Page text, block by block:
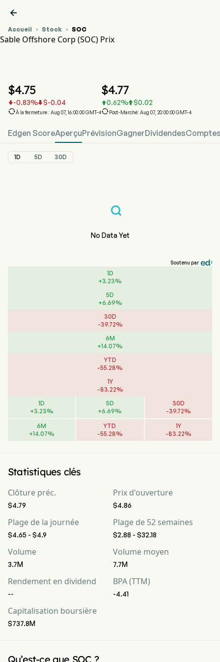

Accueil  Stock  SOC
Sable Offshore Corp (SOC) Prix
$4.75
-0.83% $-0.04
À la fermeture : Aug 07, 16:00:00 GMT-4
$4.77
0.62% $0.02
Post-Marché: Aug 07, 20:00:00 GMT-4
Edgen ScoreAperçuPrévisionGagnerDividendes
1D 5D 30D
No Data Yet
Soutenu par
1D
+3.23%
5D
+6.69%
30D
-39.72%
6M
+14.07%
YTD
-55.28%
1Y
-83.22%
1D
+3.23%
5D
+6.69%
30D
-39.72%
6M
+14.07%
YTD
-55.28%
1Y
-83.22%
Statistiques clés
Clôture préc.
$4.79
Prix d'ouverture
$4.86
Plage de la journée
$4.65 - $4.9
Plage de 52 semaines
$2.88 - $32.18
Volume
3.7M
Volume moyen
7.7M
Rendement en dividend
--
BPA (TTM)
-4.41
Capitalisation boursière
$737.8M
Qu’est-ce que SOC ?